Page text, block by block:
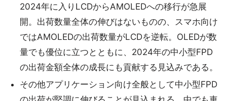
2024年に入りLCDからAMOLEDへの移行が急展
開。出荷数量全体の伸びはないものの、スマホ向け
ではAMOLEDの出荷数量がLCDを逆転。OLEDが数
量でも優位に立つとともに、2024年の中小型FPD
の出荷金額全体の成長にも貢献する見込みである。
その他アプリケーション向け全般として中小型FPD